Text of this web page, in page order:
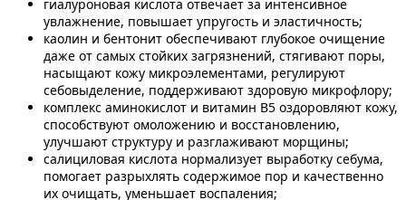
гиалуроновая кислота отвечает за интенсивное
увлажнение, повышает упругость и эластичность;
каолин и бентонит обеспечивают глубокое очищение
даже от самых стойких загрязнений, стягивают поры,
насыщают кожу микроэлементами, регулируют
себовыделение, поддерживают здоровую микрофлору;
комплекс аминокислот и витамин В5 оздоровляют кожу,
способствуют омоложению и восстановлению,
улучшают структуру и разглаживают морщины;
салициловая кислота нормализует выработку себума,
помогает разрыхлять содержимое пор и качественно
их очищать, уменьшает воспаления;